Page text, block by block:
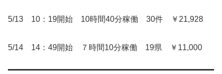
5/13 10：19開始 10時間40分稼働 30件 ￥21,928
5/14 14：49開始 ７時間10分稼働 19県 ￥11,000